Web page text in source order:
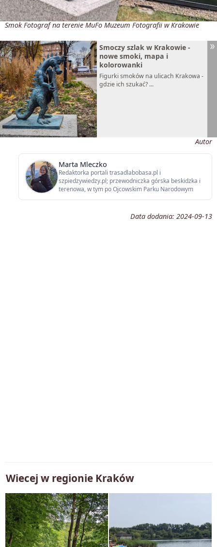
Smok Fotograf na terenie MuFo Muzeum Fotografii w Krakowie
Smoczy szlak w Krakowie -
nowe smoki, mapa i
kolorowanki
Figurki smoków na ulicach Krakowa -
gdzie ich szukać? ...
Autor
Marta Mleczko
Redaktorka portali trasadlabobasa.pl i
szpiedzywiedzy.pl; przewodniczka górska beskidzka i
terenowa, w tym po Ojcowskim Parku Narodowym
Data dodania: 2024-09-13
Wiecej w regionie Kraków